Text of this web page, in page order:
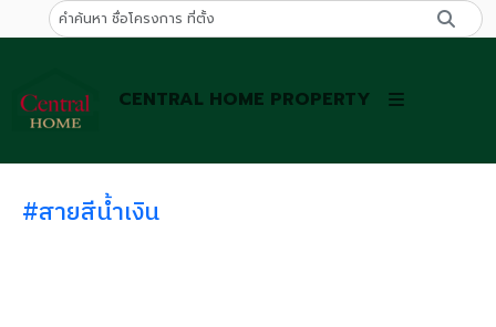
CENTRAL HOME PROPERTY
#สายสีน้ำเงิน